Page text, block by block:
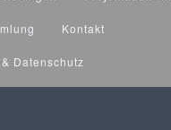
Kontakt
Datenschutz